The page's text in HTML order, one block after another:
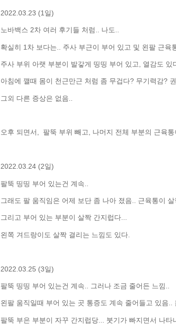
2022.03.23 (1일)
노바백스 2차 여러 후기들 처럼.. 나도..
확실히 1차 보다는.. 주사 부근이 부어 있고 및 왼팔 근육
주사 부위 아랫 부분이 발갛게 띵띵 부어 있고, 열감도 있
아침에 깰때 몸이 천근만근 처럼 좀 무겁다? 무기력감?
그외 다른 증상은 없음..
오후 되면서, 팔뚝 부위 빼고, 나머지 전체 부분의 근육
2022.03.24 (2일)
팔뚝 띵띵 부어 있는건 계속..
그래도 팔 움직임은 어제 보단 좀 나아 졌음.. 근육통이 살
그리고 부어 있는 부분이 살짝 간지럽다...
왼쪽 겨드랑이도 살짝 결리는 느낌도 있다.
2022.03.25 (3일)
팔뚝 띵띵 부어 있는건 계속.. 그러나 조금 줄어든 느낌..
왼팔 움직일때 부어 있는 곳 통증도 계속 줄어들고 있음..
팔뚝 부은 부분이 자꾸 간지럽당... 붓기가 빠지면서 나타